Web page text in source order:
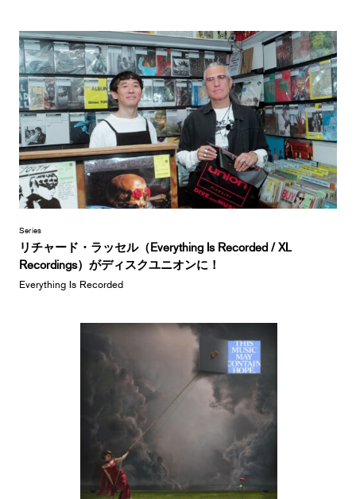
Series
リチャード・ラッセル（Everything Is Recorded / XL
Recordings）がディスクユニオンに！
Everything Is Recorded